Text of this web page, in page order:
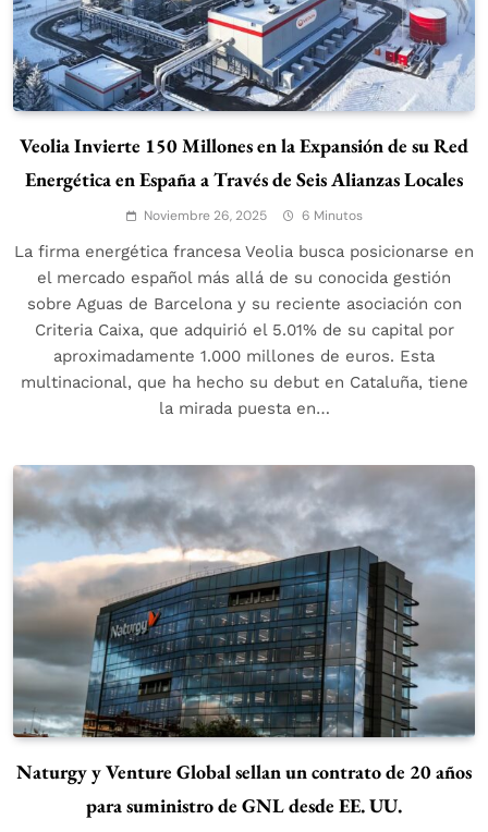
Veolia Invierte 150 Millones en la Expansión de su Red
Energética en España a Través de Seis Alianzas Locales
Noviembre 26, 2025 6 Minutos
La firma energética francesa Veolia busca posicionarse en
el mercado español más allá de su conocida gestión
sobre Aguas de Barcelona y su reciente asociación con
Criteria Caixa, que adquirió el 5.01% de su capital por
aproximadamente 1.000 millones de euros. Esta
multinacional, que ha hecho su debut en Cataluña, tiene
la mirada puesta en…
Naturgy y Venture Global sellan un contrato de 20 años
para suministro de GNL desde EE. UU.